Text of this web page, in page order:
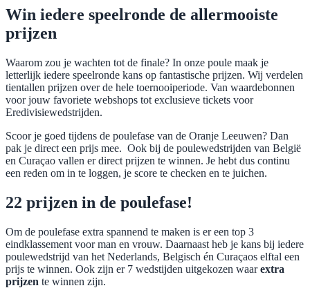
Win iedere speelronde de allermooiste
prijzen
Waarom zou je wachten tot de finale? In onze poule maak je
letterlijk iedere speelronde kans op fantastische prijzen. Wij verdelen
tientallen prijzen over de hele toernooiperiode. Van waardebonnen
voor jouw favoriete webshops tot exclusieve tickets voor
Eredivisiewedstrijden.
Scoor je goed tijdens de poulefase van de Oranje Leeuwen? Dan
pak je direct een prijs mee. Ook bij de poulewedstrijden van België
en Curaçao vallen er direct prijzen te winnen. Je hebt dus continu
een reden om in te loggen, je score te checken en te juichen.
22 prijzen in de poulefase!
Om de poulefase extra spannend te maken is er een top 3
eindklassement voor man en vrouw. Daarnaast heb je kans bij iedere
poulewedstrijd van het Nederlands, Belgisch én Curaçaos elftal een
prijs te winnen. Ook zijn er 7 wedstijden uitgekozen waarextra
prijzen te winnen zijn.